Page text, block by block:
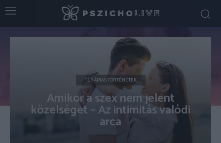
TERÁPIÁS TÖRTÉNETEK
Amikor a szex nem jelent
közelséget – Az intimitás valódi
arca